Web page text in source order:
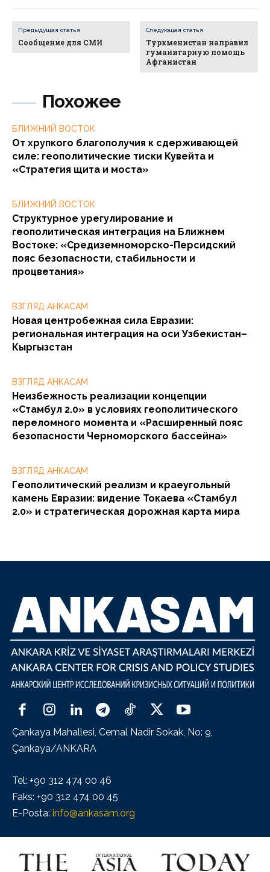
Похожее
БЛИЖНИЙ ВОСТОК
От хрупкого благополучия к сдерживающей
силе: геополитические тиски Кувейта и
«Стратегия щита и моста»
БЛИЖНИЙ ВОСТОК
Структурное урегулирование и
геополитическая интеграция на Ближнем
Востоке: «Средиземноморско-Персидский
пояс безопасности, стабильности и
процветания»
ВЗГЛЯД АНКАСАМ
Новая центробежная сила Евразии:
региональная интеграция на оси Узбекистан–
Кыргызстан
ВЗГЛЯД АНКАСАМ
Неизбежность реализации концепции
«Стамбул 2.0» в условиях геополитического
переломного момента и «Расширенный пояс
безопасности Черноморского бассейна»
ВЗГЛЯД АНКАСАМ
Геополитический реализм и краеугольный
камень Евразии: видение Токаева «Стамбул
2.0» и стратегическая дорожная карта мира
Предыдущая статья
Сообщение для СМИ
Следующая статья
Туркменистан направил
гуманитарную помощь
Афганистан
Çankaya Mahallesi, Cemal Nadir Sokak, No: 9,
Çankaya/ANKARA
Tel: +90 312 474 00 46
Faks: +90 312 474 00 45
E-Posta: info@ankasam.org